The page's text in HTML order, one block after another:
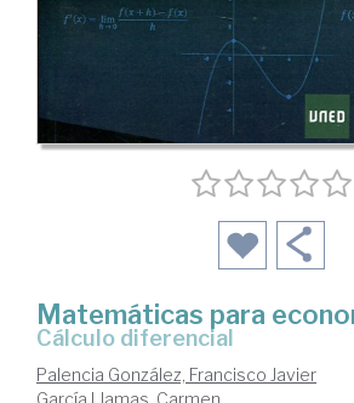
Matemáticas para
cálculo diferencial
Palencia González, Francisco Javier
García Llamas, Carmen